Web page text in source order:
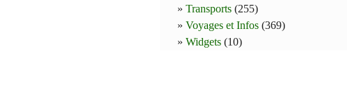
Transports (255)
Voyages et Infos (369)
Widgets (10)